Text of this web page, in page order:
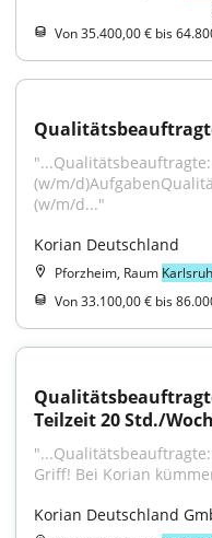
Von 35.400,00 € bis
(w/m/
(w/m/d..."
Korian Deutschland
Pforzheim, Raum
Von 33.100,00 € bis
Teilzeit 20 Std./
Griff! Bei Korian
Korian Deutschland